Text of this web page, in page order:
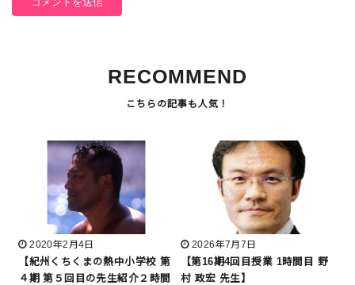
RECOMMEND
2020年2月4日
【紀州くちくまの熱中小学校 第
４期 第５回目の先生紹介２時間
2026年7月7日
【第16期4回目授業 1時間目 野
村 政宏 先生】